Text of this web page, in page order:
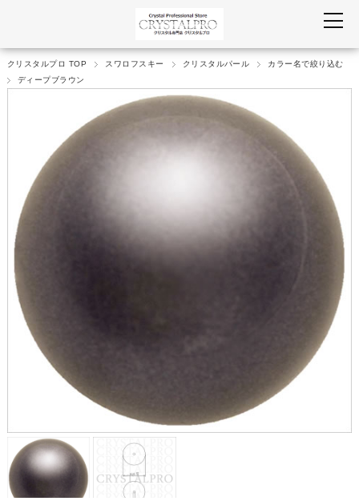
クリスタルプロ TOP スワロフスキー クリスタルパール
カラー名で絞り込む
ディープブラウン